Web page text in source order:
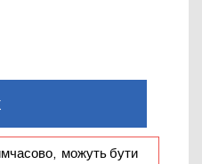
можуть бути